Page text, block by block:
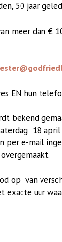
50 jaar
meer dan €
EN hun
bekend
18
per e-mail
op van
exacte uur